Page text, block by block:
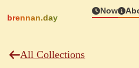
brennan.day
Now
All Collections